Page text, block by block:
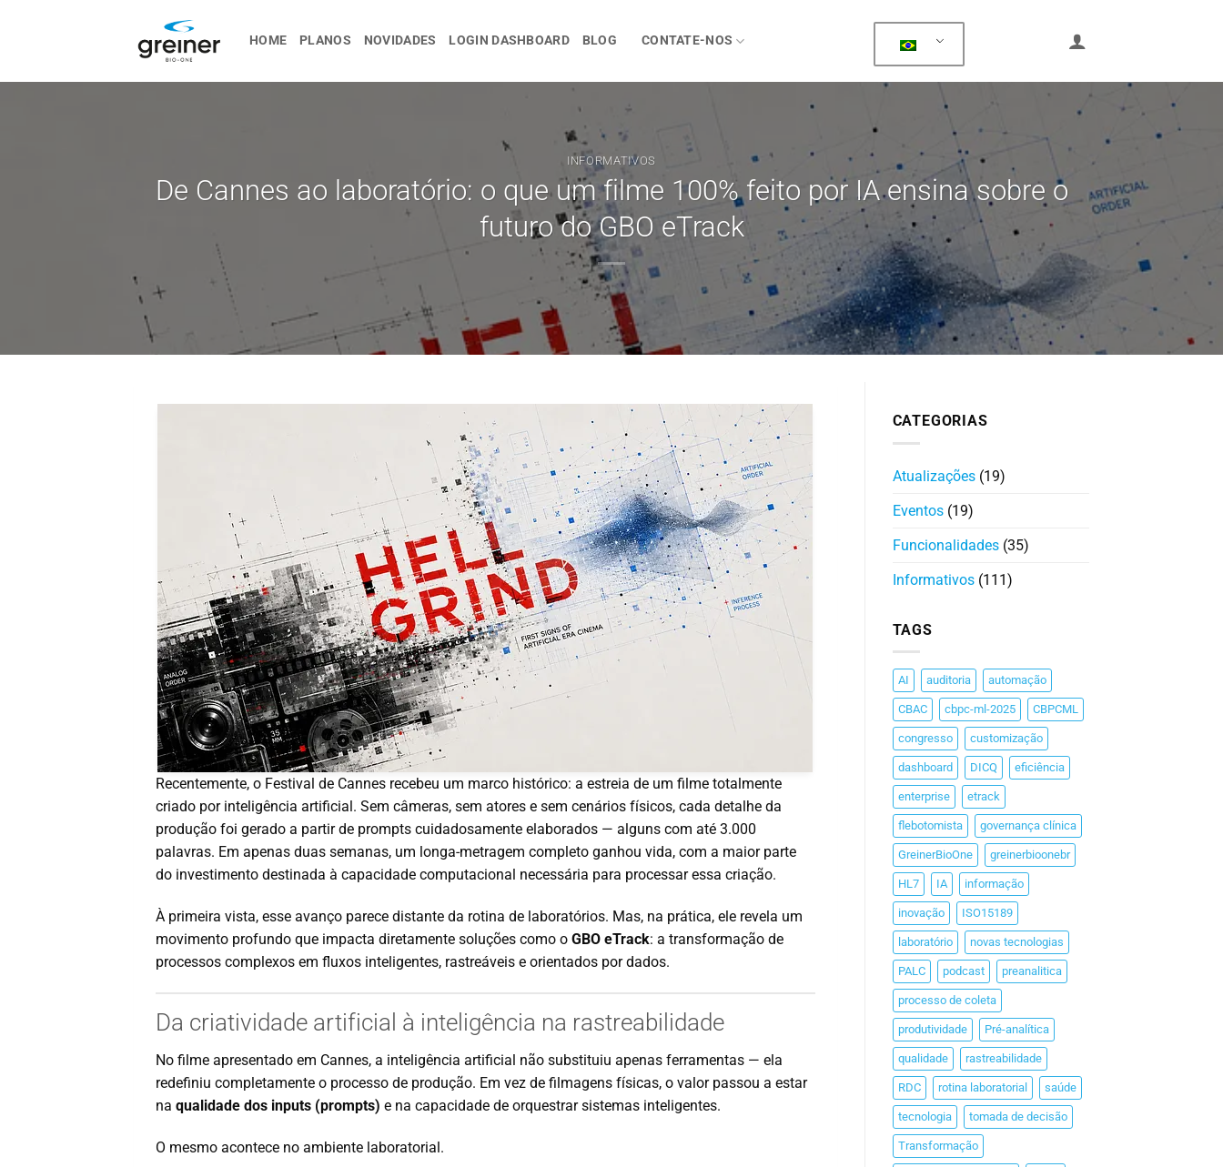
conteúdo
HOME PLANOS NOVIDADES LOGIN DASHBOARD BLOG CONTATE-NOS
INFORMATIVOS
De Cannes ao laboratório: o que um filme 100% feito por IA ensina sobre o
futuro do GBO eTrack
Recentemente, o Festival de Cannes recebeu um marco histórico: a estreia de um filme totalmente
criado por inteligência artificial. Sem câmeras, sem atores e sem cenários físicos, cada detalhe da
produção foi gerado a partir de prompts cuidadosamente elaborados — alguns com até 3.000
palavras. Em apenas duas semanas, um longa-metragem completo ganhou vida, com a maior parte
do investimento destinada à capacidade computacional necessária para processar essa criação.
À primeira vista, esse avanço parece distante da rotina de laboratórios. Mas, na prática, ele revela um
movimento profundo que impacta diretamente soluções como o GBO eTrack: a transformação de
processos complexos em fluxos inteligentes, rastreáveis e orientados por dados.
Da criatividade artificial à inteligência na rastreabilidade
No filme apresentado em Cannes, a inteligência artificial não substituiu apenas ferramentas — ela
redefiniu completamente o processo de produção. Em vez de filmagens físicas, o valor passou a estar
na qualidade dos inputs (prompts) e na capacidade de orquestrar sistemas inteligentes.
O mesmo acontece no ambiente laboratorial.
CATEGORIAS
Atualizações(19)
Eventos(19)
Funcionalidades(35)
Informativos(111)
TAGS
AI auditoria automação
CBAC cbpc-ml-2025 CBPCML
congresso customização
dashboard DICQ eficiência
enterprise etrack
flebotomista governança clínica
GreinerBioOne greinerbioonebr
HL7 IA informação
inovação ISO15189
laboratório novas tecnologias
PALC podcast preanalitica
processo de coleta
produtividade Pré-analítica
qualidade rastreabilidade
RDC rotina laboratorial saúde
tecnologia tomada de decisão
Transformação